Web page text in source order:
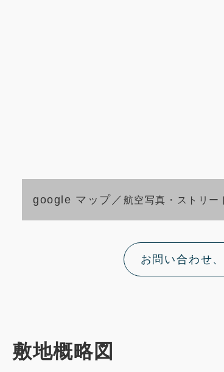
google マップ／ 航空写真・ストリー
お問い合わせ
敷地概略図